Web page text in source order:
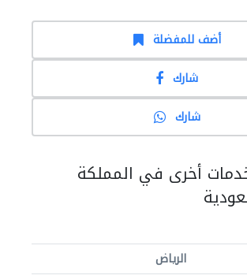
أضف للمفضلة
شارك
شارك
أخرى في المملكة
الرياض